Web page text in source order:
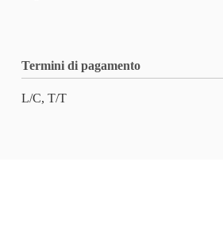
Termini di pagamento
L/C, T/T